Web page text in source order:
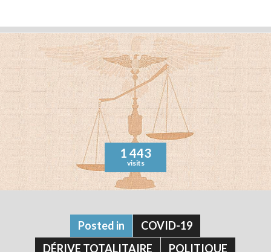
1 443
visits
Posted in
COVID-19
DÉRIVE TOTALITAIRE
POLITIQUE